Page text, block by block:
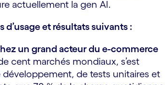
actuellement la gen AI.
d’usage et résultats suivants :
un grand acteur du e-commerce
cent marchés mondiaux, s’est
de tests unitaires et